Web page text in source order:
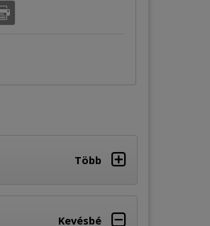
Több
Kevésbé